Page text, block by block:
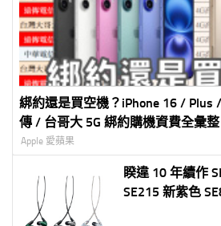
綁約還是買空機？iPhone 16 / Plus
傳 / 台哥大 5G 綁約購機資費全彙
Apple 愛蘋果
睽違 10 年續作
SE215 新紫色